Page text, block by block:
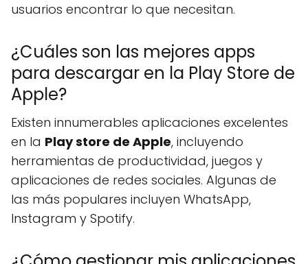
usuarios encontrar lo que necesitan.
¿Cuáles son las mejores apps
para descargar en la Play Store de
Apple?
Existen innumerables aplicaciones excelentes
en la Play store de Apple, incluyendo
herramientas de productividad, juegos y
aplicaciones de redes sociales. Algunas de
las más populares incluyen WhatsApp,
Instagram y Spotify.